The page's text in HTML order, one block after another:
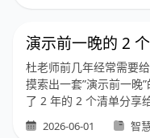
演示前一晚的 2
杜老师前几年经常需要
摸索出一套”演示前一晚
了 2 年的 2 个清单分享
2026-06-01 智